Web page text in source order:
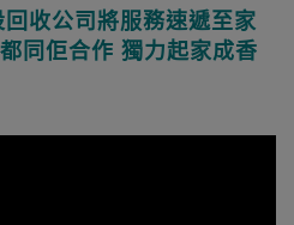
回收公司將服務速遞至家
同佢合作 獨力起家成香